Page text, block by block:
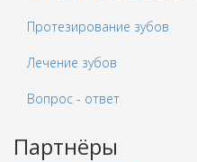
Протезирование зубов
Лечение зубов
Вопрос - ответ
Партнёры